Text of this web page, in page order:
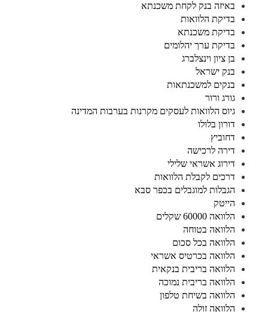
באיזה בנק לקחת משכנתא
בדיקת הלוואות
בדיקת משכנתא
בדיקת ערך יהלומים
בן ציון וינצלברג
בנק ישראל
בנקים למשכנתאות
גורג ורור
גיוס הלוואות לעסקים מקרנות בערבות המדינה
דורון בלולו
דחוביץ
דירה לרכישה
דירוג אשראי שלילי
דרכים לקבלת הלוואות
הגבלות למוגבלים בכפר סבא
הייטק
הלוואה 60000 שקלים
הלוואה בטוחה
הלוואה בכל סכום
הלוואה בכרטיס אשראי
הלוואה בריבית בנקאית
הלוואה בריבית נמוכה
הלוואה בשיחת טלפון
הלוואה זולה